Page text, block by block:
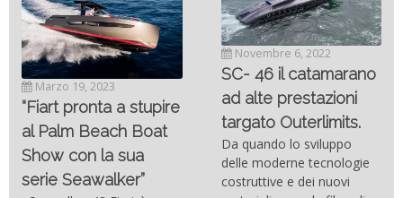
Marzo 19, 2023
“Fiart pronta a stupire
al Palm Beach Boat
Show con la sua
serie Seawalker”
Novembre 6, 2022
SC- 46 il catamarano
ad alte prestazioni
targato Outerlimits.
Da quando lo sviluppo
delle moderne tecnologie
costruttive e dei nuovi